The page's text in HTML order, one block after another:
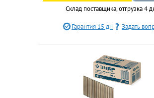
Склад поставщика, отгрузка 4
Гарантия 15 дн Задать